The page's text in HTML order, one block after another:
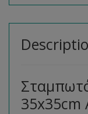
35x35cm